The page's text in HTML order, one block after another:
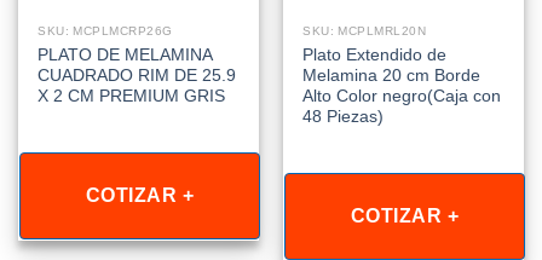
SKU: MCPLMCRP26G
PLATO DE MELAMINA
CUADRADO RIM DE 25.9
X 2 CM PREMIUM GRIS
COTIZAR +
SKU: MCPLMRL20N
Plato Extendido de
Melamina 20 cm Borde
Alto Color negro(Caja con
48 Piezas)
COTIZAR +